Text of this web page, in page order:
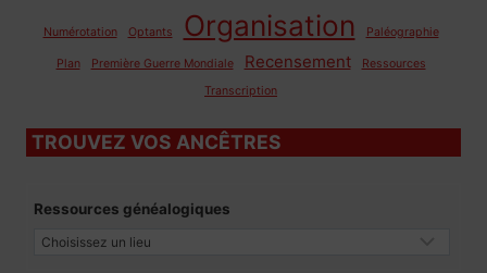
Numérotation Optants Organisation Paléographie
Plan Première Guerre Mondiale Recensement
Ressources
Transcription
TROUVEZ VOS ANCÊTRES
Ressources généalogiques